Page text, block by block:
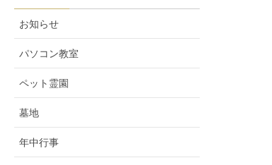
お知らせ
パソコン教室
ペット霊園
墓地
年中行事